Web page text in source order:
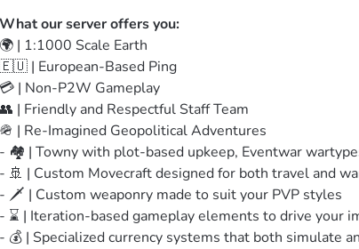
What our server offers you:
🌍 | 1:1000 Scale Earth
🇪🇺 | European-Based Ping
💳 | Non-P2W Gameplay
👥 | Friendly and Respectful Staff Team
🪖 | Re-Imagined Geopolitical Adventures
- 🏘️ | Towny with plot-based upkeep, Eventwar
- 🚢 | Custom Movecraft designed for both travel and
- 🗡️ | Custom weaponry made to suit your PVP styles
- ⌛ | Iteration-based gameplay elements to drive your
- 💰 | Specialized currency systems that both simulate